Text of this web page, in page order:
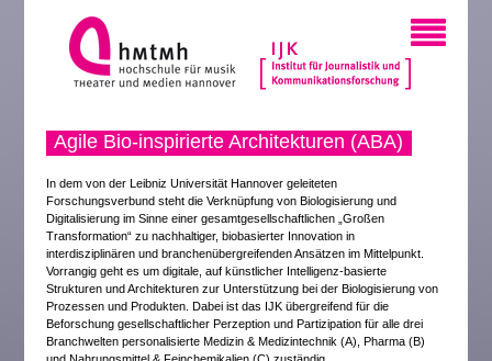
Agile Bio-inspirierte Architekturen (ABA)
In dem von der Leibniz Universität Hannover geleiteten
Forschungsverbund steht die Verknüpfung von Biologisierung und
Digitalisierung im Sinne einer gesamtgesellschaftlichen „Großen
Transformation“ zu nachhaltiger, biobasierter Innovation in
interdisziplinären und branchenübergreifenden Ansätzen im Mittelpunkt.
Vorrangig geht es um digitale, auf künstlicher Intelligenz-basierte
Strukturen und Architekturen zur Unterstützung bei der Biologisierung von
Prozessen und Produkten. Dabei ist das IJK übergreifend für die
Beforschung gesellschaftlicher Perzeption und Partizipation für alle drei
Branchwelten personalisierte Medizin & Medizintechnik (A), Pharma (B)